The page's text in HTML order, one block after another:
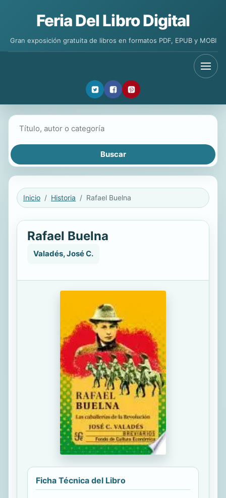
Feria Del Libro Digital
Gran exposición gratuita de libros en formatos PDF, EPUB y MOBI
Inicio Historia Rafael Buelna
Rafael Buelna
Valadés, José C.
Ficha Técnica del Libro